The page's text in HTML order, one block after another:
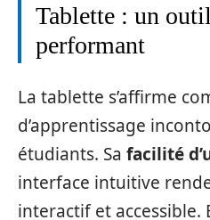
Tablette : un
performant
La tablette s’affirme
d’apprentissage
étudiants. Sa facilité
interface intuitive
interactif et accessible.